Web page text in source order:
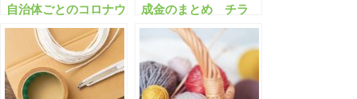
自治体ごとのコロナウ
イルスに関する助成金
速報!!【有料会員限
定】
成金のまとめ チラ
シ・ホームページ作
成/ネット広告/創業
【有料会員限定】